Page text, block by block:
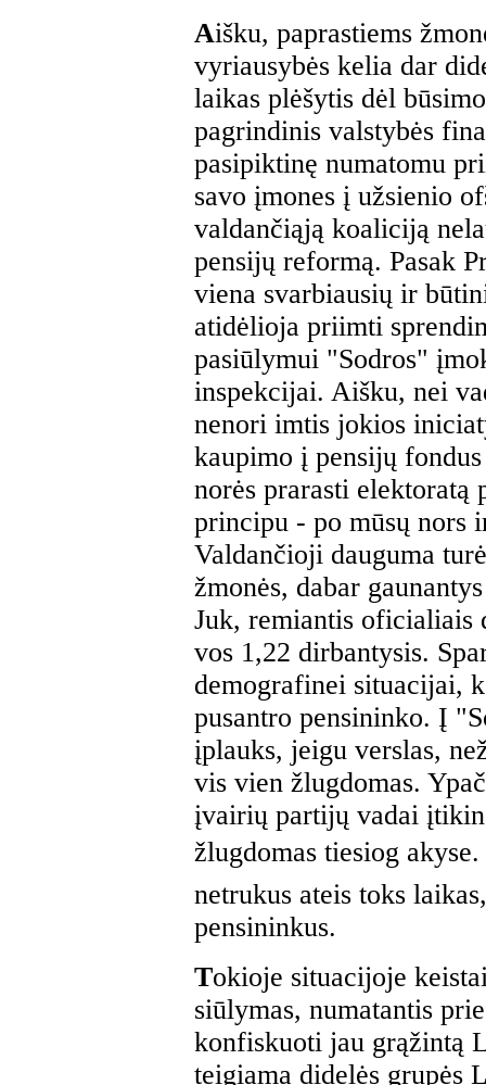
Aišku, paprastiems
vyriausybės kelia dar
laikas plėšytis dėl
pagrindinis valstybės
pasipiktinę numatomu
savo įmones į užsienio
valdančiąją koaliciją
pensijų reformą. Pasak
viena svarbiausių ir
atidėlioja priimti
pasiūlymui "Sodros"
inspekcijai. Aišku, nei
nenori imtis jokios
kaupimo į pensijų
norės prarasti elektoratą
principu - po mūsų nors
Valdančioji dauguma
žmonės, dabar
Juk, remiantis oficialiais
vos 1,22 dirbantysis.
demografinei situacijai,
pusantro pensininko. Į
įplauks, jeigu verslas,
vis vien žlugdomas.
įvairių partijų vadai
žlugdomas tiesiog
netrukus ateis toks
pensininkus.
Tokioje situacijoje
siūlymas, numatantis
konfiskuoti jau grąžintą
teigiama didelės grupės